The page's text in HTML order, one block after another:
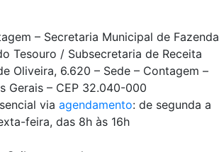
– Secretaria Municipal de Fazenda
Tesouro / Subsecretaria de Receita
Oliveira, 6.620 – Sede – Contagem –
Gerais – CEP 32.040-000
via agendamento: de segunda a
feira, das 8h às 16h